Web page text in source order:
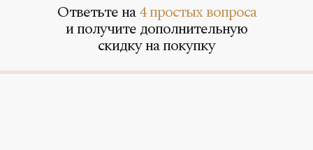
Ответьте на4 простых вопроса
и получите дополнительную
скидку на покупку